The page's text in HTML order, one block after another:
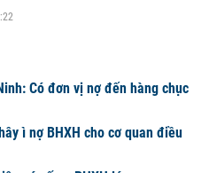
Có đơn vị nợ đến hàng chục
ì nợ BHXH cho cơ quan điều